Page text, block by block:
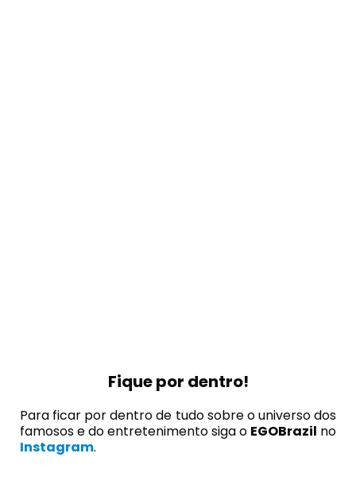
Fique por dentro!
Para ficar por dentro de tudo sobre o universo dos
famosos e do entretenimento siga o EGOBrazil no
Instagram.